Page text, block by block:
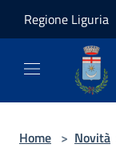
Regione Liguria
Home > Novità